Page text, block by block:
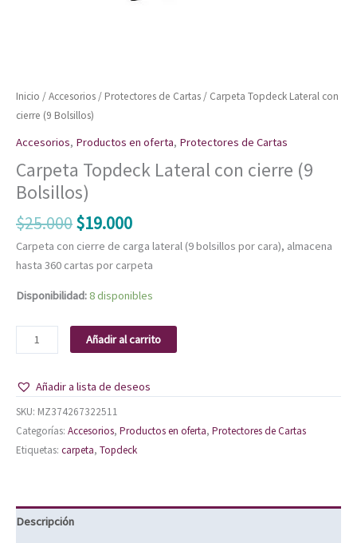
Inicio /Accesorios / Protectores de Cartas / Carpeta Topdeck Lateral con
cierre (9 Bolsillos)
Accesorios, Productos en oferta, Protectores de Cartas
Carpeta Topdeck Lateral con cierre (9
Bolsillos)
$25.000$19.000
Carpeta con cierre de carga lateral (9 bolsillos por cara), almacena
hasta 360 cartas por carpeta
Disponibilidad:8 disponibles
Añadir al carrito
Añadir a lista de deseos
SKU: MZ374267322511
Categorías: Accesorios, Productos en oferta, Protectores de Cartas
Etiquetas: carpeta, Topdeck
Descripción